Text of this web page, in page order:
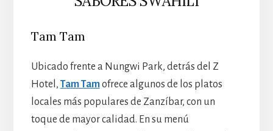
Tam Tam
Ubicado frente a Nungwi Park, detrás del Z
Hotel, Tam Tamofrece algunos de los platos
locales más populares de Zanzíbar, con un
toque de mayor calidad. En su menú